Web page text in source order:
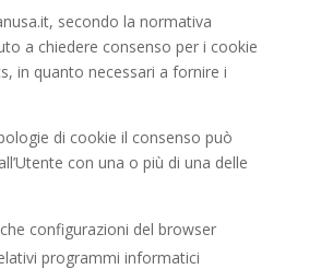
secondo la normativa
a chiedere consenso per i cookie
in quanto necessari a fornire i
di cookie il consenso può
con una o più di una delle
configurazioni del browser
programmi informatici